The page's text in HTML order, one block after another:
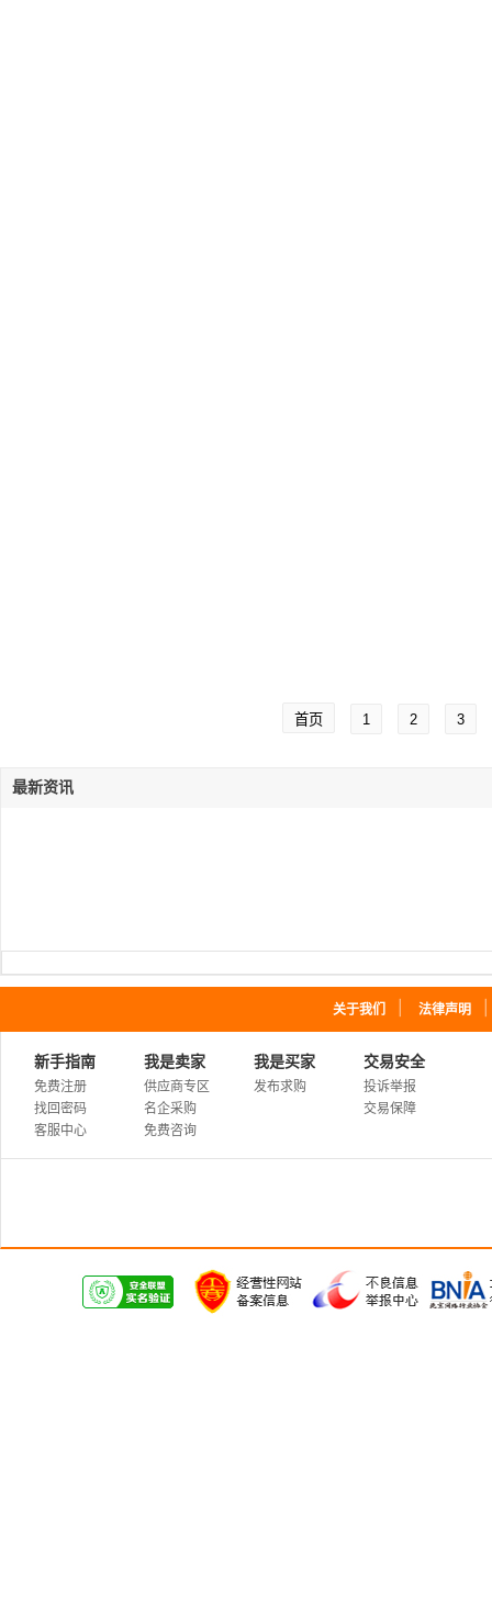
首页 1 2 3
最新资讯
关于我们 法律声明
新手指南
免费注册
找回密码
客服中心
我是卖家
供应商专区
名企采购
免费咨询
我是买家
发布求购
交易安全
投诉举报
交易保障